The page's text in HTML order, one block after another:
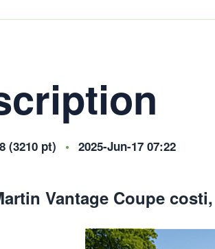
(3210 pt) • 2025-Jun-17 07:22
Vantage Coupe